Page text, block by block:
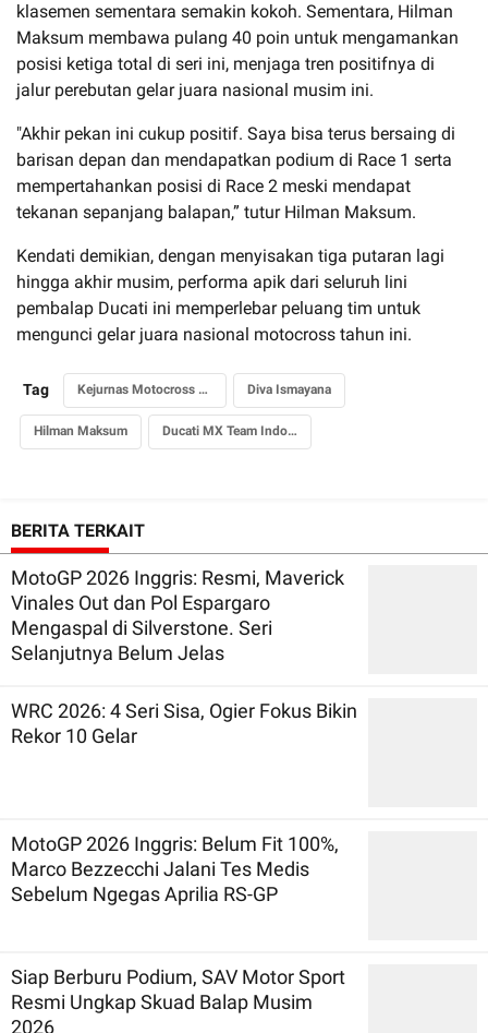
klasemen sementara semakin kokoh. Sementara, Hilman
Maksum membawa pulang 40 poin untuk mengamankan
posisi ketiga total di seri ini, menjaga tren positifnya di
jalur perebutan gelar juara nasional musim ini.
"Akhir pekan ini cukup positif. Saya bisa terus bersaing di
barisan depan dan mendapatkan podium di Race 1 serta
mempertahankan posisi di Race 2 meski mendapat
tekanan sepanjang balapan,” tutur Hilman Maksum.
Kendati demikian, dengan menyisakan tiga putaran lagi
hingga akhir musim, performa apik dari seluruh lini
pembalap Ducati ini memperlebar peluang tim untuk
mengunci gelar juara nasional motocross tahun ini.
Tag Kejurnas Motocross 2026 Diva Ismayana
Hilman Maksum Ducati MX Team Indonesia
BERITA TERKAIT
MotoGP 2026 Inggris: Resmi, Maverick
Vinales Out dan Pol Espargaro
Mengaspal di Silverstone. Seri
Selanjutnya Belum Jelas
WRC 2026: 4 Seri Sisa, Ogier Fokus Bikin
Rekor 10 Gelar
MotoGP 2026 Inggris: Belum Fit 100%,
Marco Bezzecchi Jalani Tes Medis
Sebelum Ngegas Aprilia RS-GP
Siap Berburu Podium, SAV Motor Sport
Resmi Ungkap Skuad Balap Musim
2026